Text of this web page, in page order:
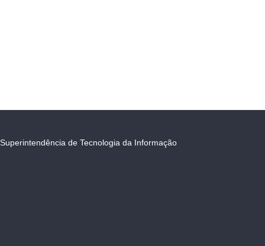
Superintendência de Tecnologia da Informação